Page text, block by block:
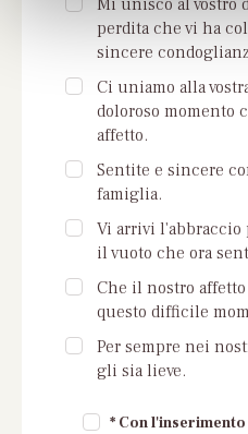
perdita che vi ha
sincere
Ci uniamo alla
doloroso momento
affetto.
Sentite e sincere
famiglia.
Vi arrivi
il vuoto che ora
Che il nostro
questo difficile
Per sempre nei
gli sia lieve.
* Con